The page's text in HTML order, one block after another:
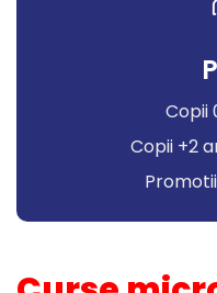
Copii
Copii +2